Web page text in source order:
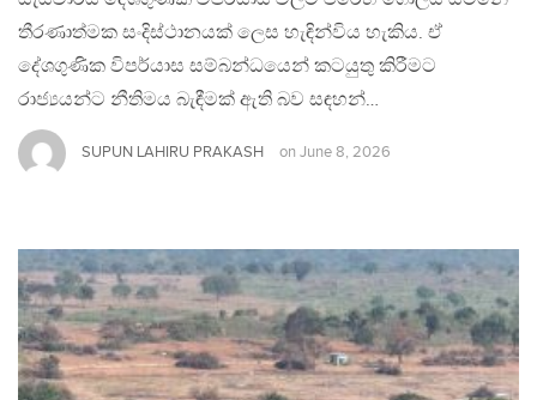
තීරණාත්මක සංදිස්ථානයක් ලෙස හැඳින්විය හැකිය. ඒ
දේශගුණික විපර්යාස සම්බන්ධයෙන් කටයුතු කිරීමට
රාජ්‍යයන්ට නීතිමය බැඳීමක් ඇති බව සඳහන්…
SUPUN LAHIRU PRAKASH on June 8, 2026